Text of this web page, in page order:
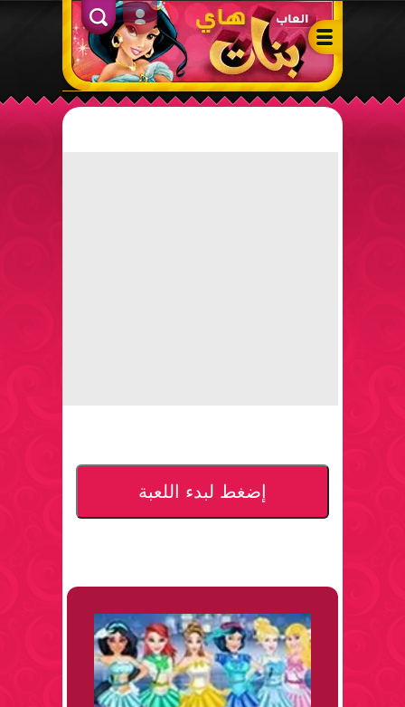
ألعاب بنات هاي – أفضل ألعاب تلبيس، مكياج، طبخ وأنشطة ممتعة
الدخول
إضغط لبدء اللعبة